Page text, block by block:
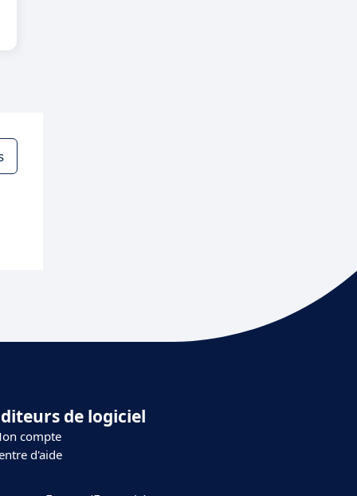
de logiciel
compte
d'aide